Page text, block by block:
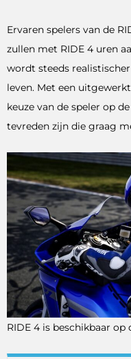
Ervaren spelers van de
zullen met RIDE 4 uren
wordt steeds
leven. Met een
keuze van de speler op
tevreden zijn die graag
RIDE 4 is beschikbaar op